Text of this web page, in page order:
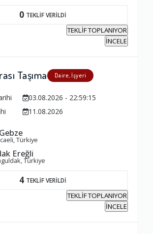
0 TEKLİF VERİLDİ
TEKLİF TOPLANIYOR
İNCELE
Taşıma Daire, İşyeri
03.08.2026 - 22:59:15
11.08.2026
Türkiye
Ereğli
Türkiye
4 TEKLİF VERİLDİ
TEKLİF TOPLANIYOR
İNCELE
Firma ile İletişim
1.0